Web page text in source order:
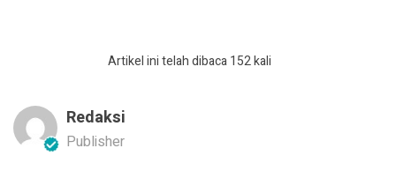
Artikel ini telah dibaca 152 kali
Redaksi
Publisher